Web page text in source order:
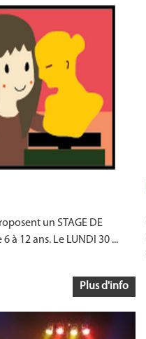
un STAGE DE
à 12 ans. Le LUNDI 30 ...
Plus d'info